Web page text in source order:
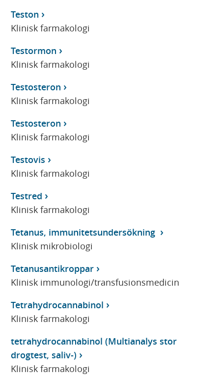
Teston
Klinisk farmakologi
Testormon
Klinisk farmakologi
Testosteron
Klinisk farmakologi
Testosteron
Klinisk farmakologi
Testovis
Klinisk farmakologi
Testred
Klinisk farmakologi
Tetanus, immunitetsundersökning
Klinisk mikrobiologi
Tetanusantikroppar
Klinisk immunologi/transfusionsmedicin
Tetrahydrocannabinol
Klinisk farmakologi
tetrahydrocannabinol (Multianalys stor
drogtest, saliv-)
Klinisk farmakologi